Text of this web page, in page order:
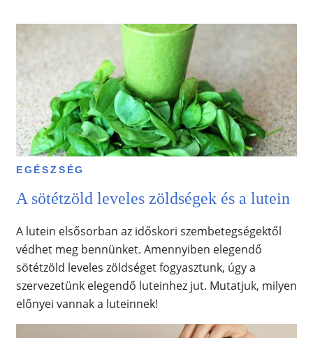
EGÉSZSÉG
A sötétzöld leveles zöldségek és a lutein
A lutein elsősorban az időskori szembetegségektől
védhet meg bennünket. Amennyiben elegendő
sötétzöld leveles zöldséget fogyasztunk, úgy a
szervezetünk elegendő luteinhez jut. Mutatjuk, milyen
előnyei vannak a luteinnek!